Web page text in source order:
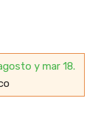
y mar 18.